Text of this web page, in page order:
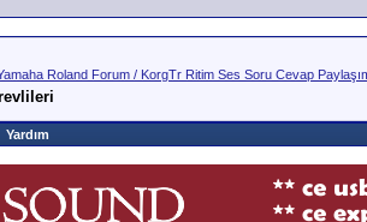
Roland Forum / KorgTr Ritim Ses Soru Cevap
Yardım